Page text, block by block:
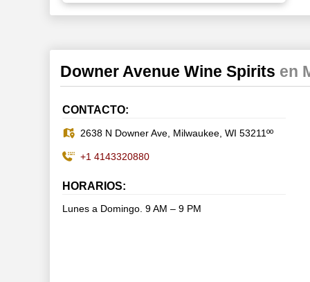
Downer Avenue Wine Spirits en
CONTACTO:
2638 N Downer Ave, Milwaukee, WI 53211ºº
+1 4143320880
HORARIOS:
Lunes a Domingo. 9 AM – 9 PM